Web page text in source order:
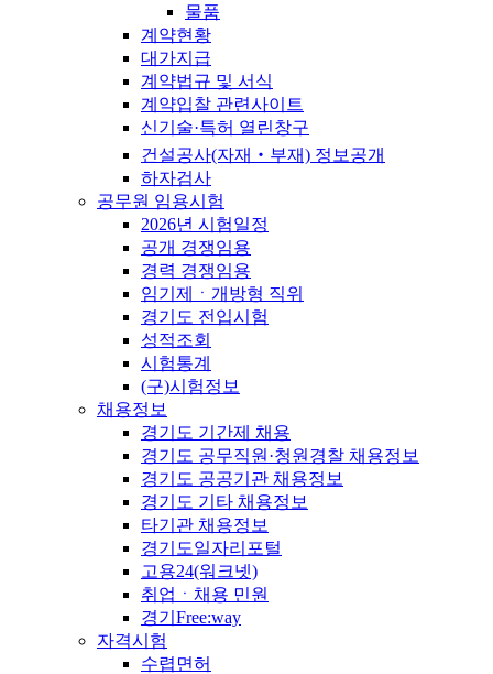
물품
계약현황
대가지급
계약법규 및 서식
계약입찰 관련사이트
신기술·특허 열린창구
건설공사(자재‧부재) 정보공개
하자검사
공무원 임용시험
2026년 시험일정
공개 경쟁임용
경력 경쟁임용
임기제ㆍ개방형 직위
경기도 전입시험
성적조회
시험통계
(구)시험정보
채용정보
경기도 기간제 채용
경기도 공무직원·청원경찰 채용정보
경기도 공공기관 채용정보
경기도 기타 채용정보
타기관 채용정보
경기도일자리포털
고용24(워크넷)
취업ㆍ채용 민원
경기Free:way
자격시험
수렵면허